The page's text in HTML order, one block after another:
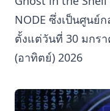
NODE ซึ่งเป็นศูนย์
ตั้งแต่วันที่ 30 มกร
(อาทิตย์) 2026